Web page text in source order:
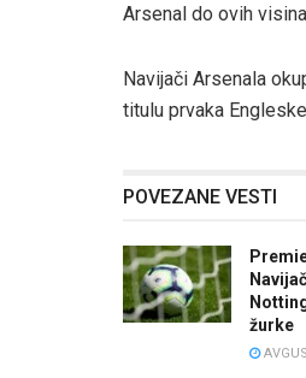
Arsenal do ovih
Navijači Arsenala
titulu prvaka
POVEZANE VESTI
žurke